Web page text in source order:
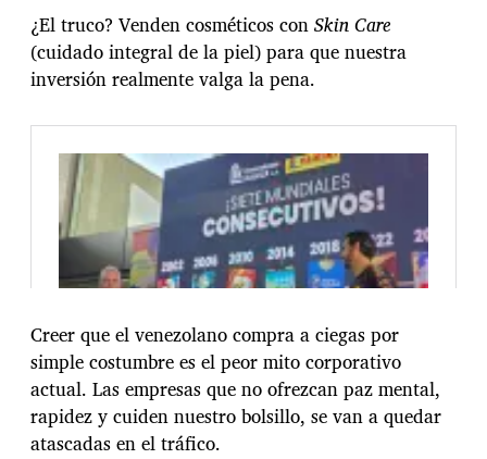
¿El truco? Venden cosméticos conSkin Care
(cuidado integral de la piel) para que nuestra
inversión realmente valga la pena.
Creer que el venezolano compra a ciegas por
simple costumbre es el peor mito corporativo
actual. Las empresas que no ofrezcan paz mental,
rapidez y cuiden nuestro bolsillo, se van a quedar
atascadas en el tráfico.